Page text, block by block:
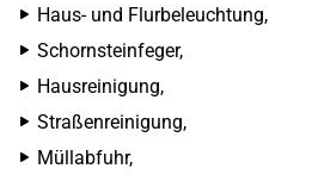
Haus- und Flurbeleuchtung,
Schornsteinfeger,
Hausreinigung,
Straßenreinigung,
Müllabfuhr,